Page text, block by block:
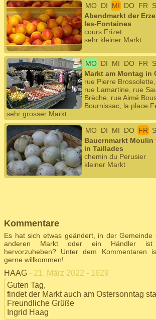
MO DI MI DO FR
Abendmarkt der
les-Fontaines
cours Frizet
sehr kleiner Markt
MO DI MI DO FR
Markt am Montag in
rue Pierre
rue Lamartine, rue
Brèche, rue Aimé
Bournissac, la place
sehr grosser Markt
MO DI MI DO FR
Bauernmarkt
in Taillades
chemin du Perusier
kleiner Markt
Kommentare
Es hat sich etwas geändert, in der Gemeinde
anderen Markt oder ein Händler ist
hervorzuheben? Unter dem Kommentaren
gerne willkommen!
HAAG - 21. März 2022 - 1629
Guten Tag,
findet der Markt auch am Ostersonntag
Freundliche Grüße
Ingrid Haag